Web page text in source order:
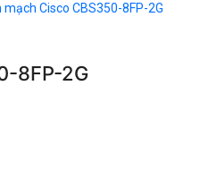
Cisco CBS350-8FP-2G
8FP-2G